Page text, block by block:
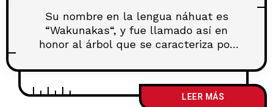
Su nombre en la lengua náhuat es
“Wakunakas“, y fue llamado así en
honor al árbol que se caracteriza por
Guanacaste se encuentra localizada al
noreste del país, limitando en su parte
norte con el vecino país de Nicaragua.
LEER MÁS